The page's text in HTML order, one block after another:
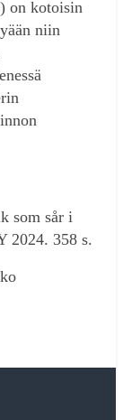
on kotoisin
niin
som sår i
2024. 358 s.